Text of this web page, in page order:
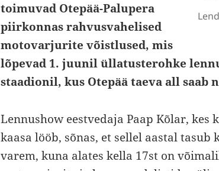
toimuvad Otepää-Palupera
piirkonnas rahvusvahelised
motovarjurite võistlused, mis
lõpevad 1. juunil üllatusterohke
staadionil, kus Otepää taeva all saab
Lennushow eestvedaja Paap Kõlar, kes
kaasa lööb, sõnas, et sellel aastal
varem, kuna alates kella 17st on